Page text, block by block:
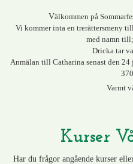
Välkommen på
Vi kommer inta en trerättersmeny
med namn
Dricka tar
Anmälan till Catharina senast den
Varmt
Kurser
Har du frågor angående kurser